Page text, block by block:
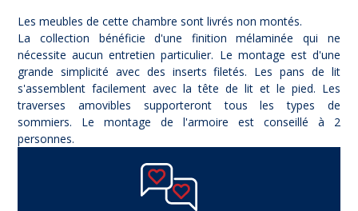
Les meubles de cette chambre sont livrés non montés.
La collection bénéficie d'une finition mélaminée qui ne
nécessite aucun entretien particulier. Le montage est d'une
grande simplicité avec des inserts filetés. Les pans de lit
s'assemblent facilement avec la tête de lit et le pied. Les
traverses amovibles supporteront tous les types de
sommiers. Le montage de l'armoire est conseillé à 2
personnes.